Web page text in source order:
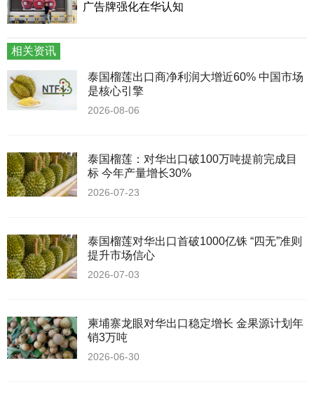
广告牌强化在华认知
相关资讯
泰国榴莲出口商净利润大增近60% 中国市场
是核心引擎
2026-08-06
泰国榴莲：对华出口破100万吨提前完成目
标 今年产量增长30%
2026-07-23
泰国榴莲对华出口首破1000亿铢 “四无”准则
提升市场信心
2026-07-03
柬埔寨龙眼对华出口稳定增长 金果源计划年
销3万吨
2026-06-30